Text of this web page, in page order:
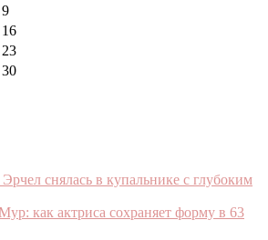
9
16
23
30
снялась в купальнике с глубоким
как актриса сохраняет форму в 63